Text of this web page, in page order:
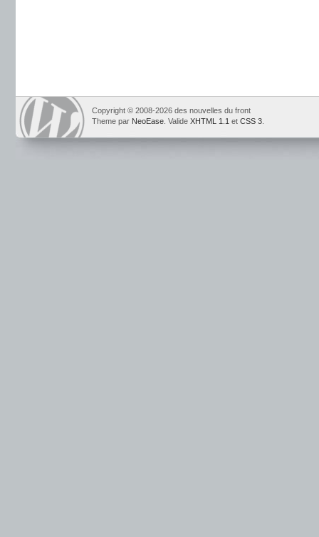
Copyright © 2008-2026 des nouvelles du front
Theme par NeoEase . Valide XHTML 1.1 et CSS 3